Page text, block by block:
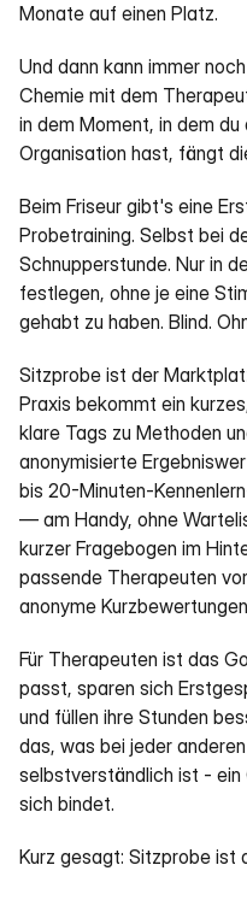
Monate auf einen Platz.
Und dann kann immer
Chemie mit dem
in dem Moment, in dem
Organisation hast, fängt
Beim Friseur gibt's eine
Probetraining. Selbst bei
Schnupperstunde. Nur in
festlegen, ohne je eine
gehabt zu haben. Blind.
Sitzprobe ist der
Praxis bekommt ein
klare Tags zu Methoden
anonymisierte
bis 20-Minuten-
— am Handy, ohne
kurzer Fragebogen im
passende Therapeuten
anonyme
Für Therapeuten ist das
passt, sparen sich
und füllen ihre Stunden
das, was bei jeder
selbstverständlich ist - ein
sich bindet.
Kurz gesagt: Sitzprobe ist